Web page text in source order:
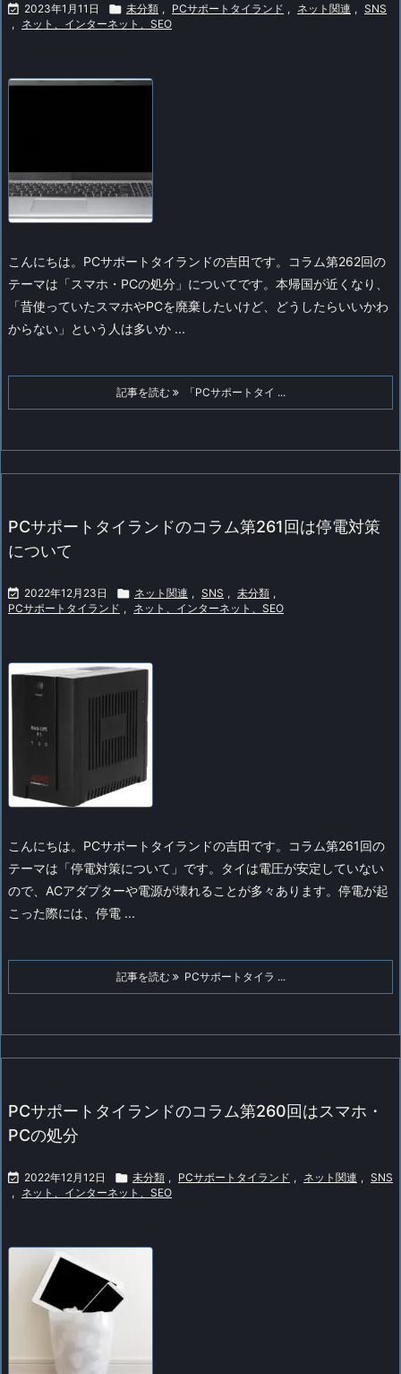
 2023年1月11日  未分類 , PCサポートタイランド , ネット関連 , SNS
, ネット、インターネット、SEO
こんにちは。PCサポートタイランドの吉田です。
コラム第262回の
テーマは「スマホ・PCの処分」についてです。 本帰国が近くなり、
「昔使っていたスマホやPCを廃棄したいけど、どうしたらいいかわ
からない」という人は多いか ...
記事を読む 「PCサポートタイ ...
PCサポートタイランドのコラム第261回は停電対策
について
 2022年12月23日  ネット関連 , SNS , 未分類 ,
PCサポートタイランド , ネット、インターネット、SEO
こんにちは。PCサポートタイランドの吉田です。
コラム第261回の
テーマは「停電対策について」です。
タイは電圧が安定していない
ので、ACアダプターや電源が壊れることが多々あります。 停電が起
こった際には、停電 ...
記事を読む PCサポートタイラ ...
PCサポートタイランドのコラム第260回はスマホ・
PCの処分
 2022年12月12日  未分類 , PCサポートタイランド , ネット関連 , SNS
, ネット、インターネット、SEO